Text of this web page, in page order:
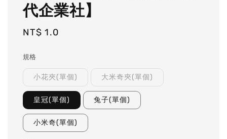
代企業社】
Regular
NT$ 1.0
規格
小花夾(單個) 大米奇夾(單個)
皇冠(單個) 兔子(單個)
小米奇(單個)